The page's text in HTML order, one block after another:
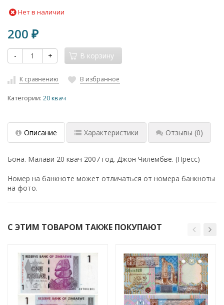
Нет в наличии
200 ₽
- + В корзину
К сравнению В избранное
Категории: 20 квач
Описание Характеристики Отзывы (0)
Бона. Малави 20 квач 2007 год. Джон Чилембве. (Пресс)
Номер на банкноте может отличаться от номера банкноты
на фото.
С ЭТИМ ТОВАРОМ ТАКЖЕ ПОКУПАЮТ